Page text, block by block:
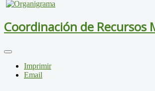
Coordinación de Recursos
Imprimir
Email